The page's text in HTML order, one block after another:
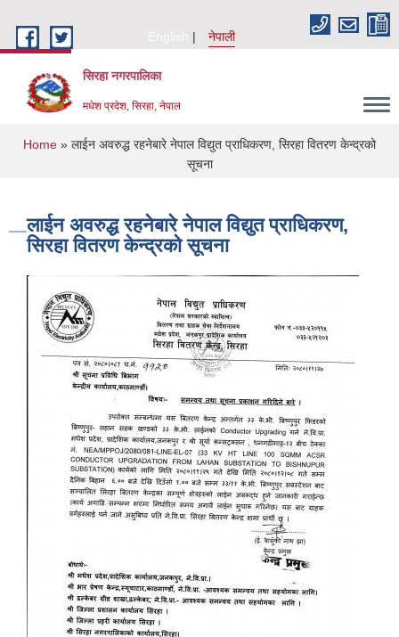
English
नेपाली
सिरहा नगरपालिका
मधेश प्रदेश, सिरहा, नेपाल
You are here
Home » लाईन अवरुद्ध रहनेबारे नेपाल विद्युत प्राधिकरण, सिरहा वितरण केन्द्रको
सूचना
लाईन अवरुद्ध रहनेबारे नेपाल विद्युत प्राधिकरण,
सिरहा वितरण केन्द्रको सूचना